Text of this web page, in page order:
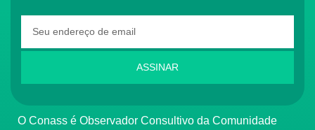
ASSINAR
O Conass é Observador Consultivo da Comunidade